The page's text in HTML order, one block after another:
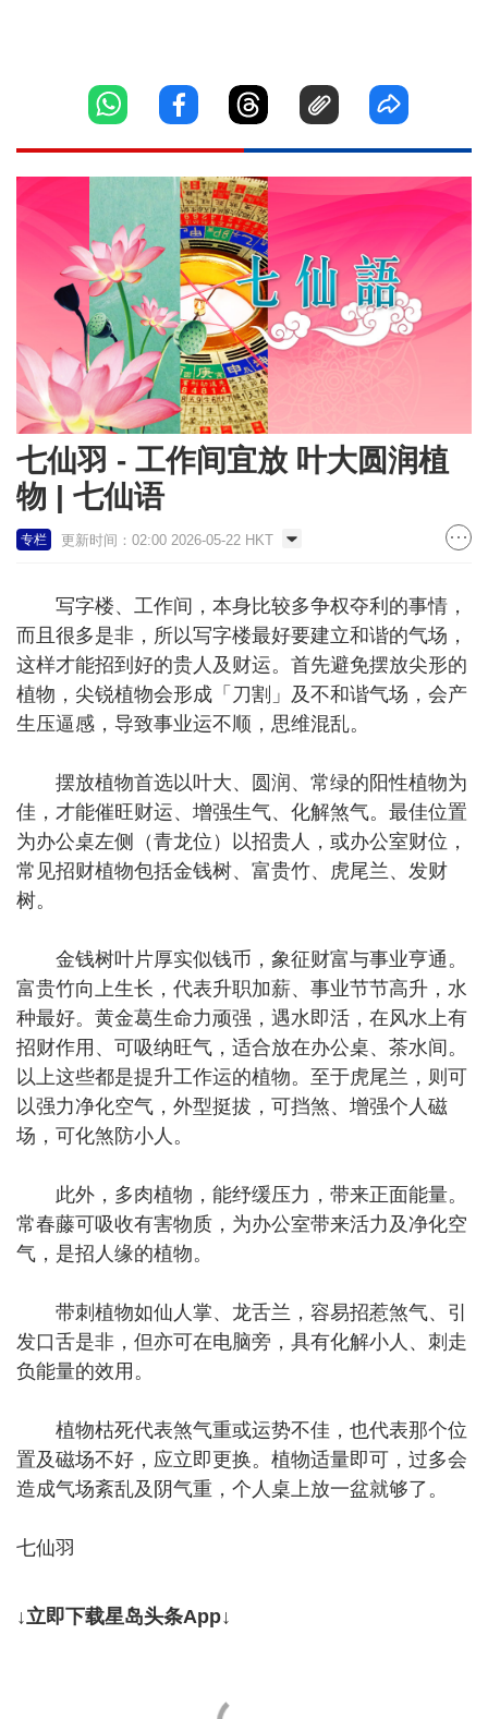
七仙羽 - 工作间宜放 叶大圆润植
物 | 七仙语
专栏 更新时间：02:00 2026-05-22 HKT
写字楼、工作间，本身比较多争权夺利的事情，
而且很多是非，所以写字楼最好要建立和谐的气场，
这样才能招到好的贵人及财运。首先避免摆放尖形的
植物，尖锐植物会形成「刀割」及不和谐气场，会产
生压逼感，导致事业运不顺，思维混乱。
摆放植物首选以叶大、圆润、常绿的阳性植物为
佳，才能催旺财运、增强生气、化解煞气。最佳位置
为办公桌左侧（青龙位）以招贵人，或办公室财位，
常见招财植物包括金钱树、富贵竹、虎尾兰、发财
树。
金钱树叶片厚实似钱币，象征财富与事业亨通。
富贵竹向上生长，代表升职加薪、事业节节高升，水
种最好。黄金葛生命力顽强，遇水即活，在风水上有
招财作用、可吸纳旺气，适合放在办公桌、茶水间。
以上这些都是提升工作运的植物。至于虎尾兰，则可
以强力净化空气，外型挺拔，可挡煞、增强个人磁
场，可化煞防小人。
此外，多肉植物，能纾缓压力，带来正面能量。
常春藤可吸收有害物质，为办公室带来活力及净化空
气，是招人缘的植物。
带刺植物如仙人掌、龙舌兰，容易招惹煞气、引
发口舌是非，但亦可在电脑旁，具有化解小人、刺走
负能量的效用。
植物枯死代表煞气重或运势不佳，也代表那个位
置及磁场不好，应立即更换。植物适量即可，过多会
造成气场紊乱及阴气重，个人桌上放一盆就够了。
七仙羽
↓立即下载星岛头条App↓